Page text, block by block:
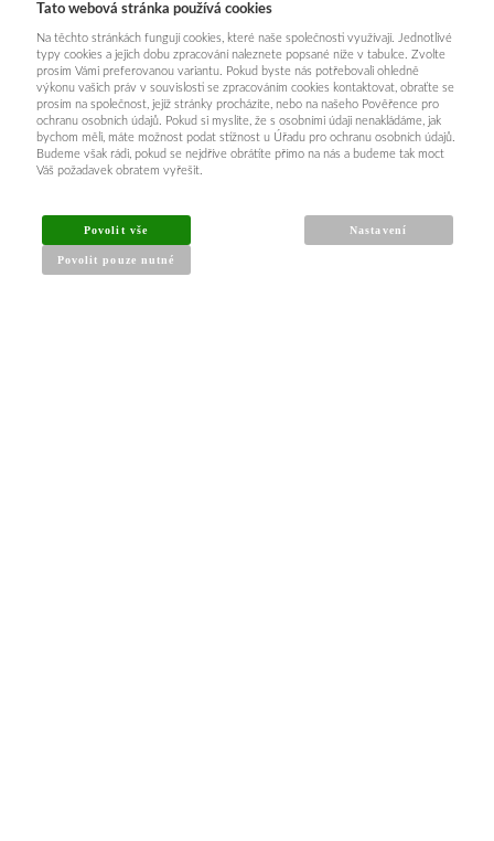
Tato webová stránka používá cookies
Na těchto stránkách fungují cookies, které naše společnosti využívají. Jednotlivé
typy cookies a jejich dobu zpracování naleznete popsané níže v tabulce. Zvolte
prosím Vámi preferovanou variantu. Pokud byste nás potřebovali ohledně
výkonu vašich práv v souvislosti se zpracováním cookies kontaktovat, obraťte se
prosím na společnost, jejíž stránky procházíte, nebo na našeho Pověřence pro
ochranu osobních údajů. Pokud si myslíte, že s osobními údaji nenakládáme, jak
bychom měli, máte možnost podat stížnost u Úřadu pro ochranu osobních údajů.
Budeme však rádi, pokud se nejdříve obrátíte přímo na nás a budeme tak moct
Váš požadavek obratem vyřešit.
Povolit vše
Povolit pouze nutné
Nastavení